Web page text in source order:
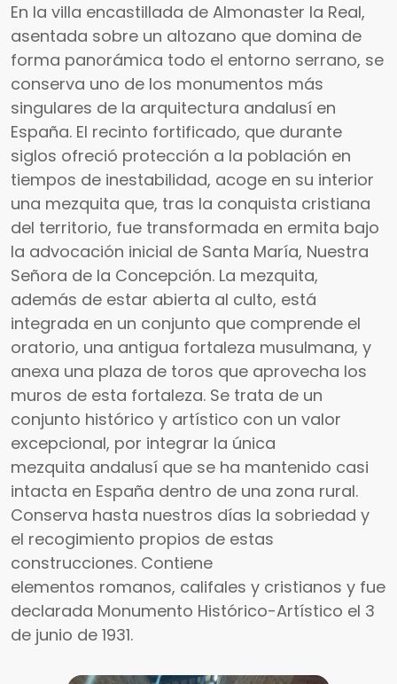
Ver fotos
En la villa encastillada de Almonaster la Real,
asentada sobre un altozano que domina de
forma panorámica todo el entorno serrano, se
conserva uno de los monumentos más
singulares de la arquitectura andalusí en
España. El recinto fortificado, que durante
siglos ofreció protección a la población en
tiempos de inestabilidad, acoge en su interior
una mezquita que, tras la conquista cristiana
del territorio, fue transformada en ermita bajo
la advocación inicial de Santa María, Nuestra
Señora de la Concepción. La mezquita,
además de estar abierta al culto, está
integrada en un conjunto que comprende el
oratorio, una antigua fortaleza musulmana, y
anexa una plaza de toros que aprovecha los
muros de esta fortaleza. Se trata de un
conjunto histórico y artístico con un valor
excepcional, por integrar la única
mezquita andalusí que se ha mantenido casi
intacta en España dentro de una zona rural.
Conserva hasta nuestros días la sobriedad y
el recogimiento propios de estas
construcciones. Contiene
elementos romanos, califales y cristianos y fue
declarada Monumento Histórico-Artístico el 3
de junio de 1931.